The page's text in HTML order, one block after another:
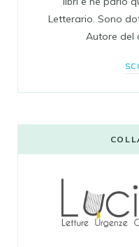
Letterario. Sono
Autore del